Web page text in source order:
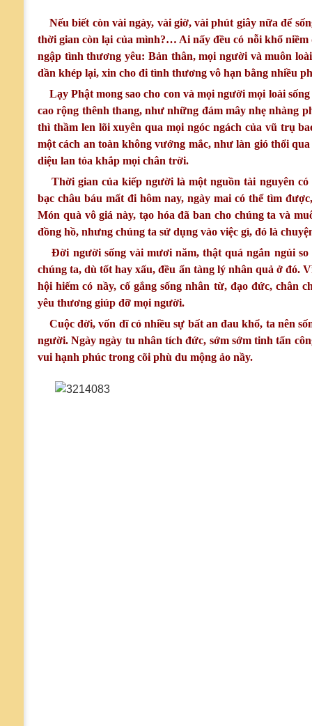
Nếu biết còn vài ngày, vài giờ, vài phút giây nữa để
thời gian còn lại của mình?… Ai nấy đều có nỗi khổ
ngập tình thương yêu: Bản thân, mọi người và muôn
dần khép lại, xin cho đi tình thương vô hạn bằng nhiều
Lạy Phật mong sao cho con và mọi người mọi loài
cao rộng thênh thang, như những đám mây nhẹ nhàng
thì thầm len lõi xuyên qua mọi ngóc ngách của vũ trụ
một cách an toàn không vướng mắc, như làn gió thổi
diệu lan tỏa khắp mọi chân trời.
Thời gian của kiếp người là một nguồn tài nguyên
bạc châu báu mất đi hôm nay, ngày mai có thể tìm
Món quà vô giá này, tạo hóa đã ban cho chúng ta và
đồng hồ, nhưng chúng ta sử dụng vào việc gì, đó là
Đời người sống vài mươi năm, thật quá ngắn ngủi
chúng ta, dù tốt hay xấu, đều ẩn tàng lý nhân quả ở đó.
hội hiếm có nầy, cố gắng sống nhân từ, đạo đức,
yêu thương giúp đỡ mọi người.
Cuộc đời, vốn dĩ có nhiều sự bất an đau khổ, ta nên
người. Ngày ngày tu nhân tích đức, sớm sớm tinh tấn
vui hạnh phúc trong cõi phù du mộng ảo nầy.